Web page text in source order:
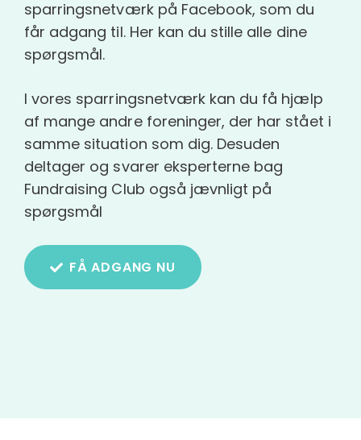
sparringsnetværk på Facebook, som du
får adgang til. Her kan du stille alle dine
spørgsmål.
I vores sparringsnetværk kan du få hjælp
af mange andre foreninger, der har stået i
samme situation som dig. Desuden
deltager og svarer eksperterne bag
Fundraising Club også jævnligt på
spørgsmål
FÅ ADGANG NU